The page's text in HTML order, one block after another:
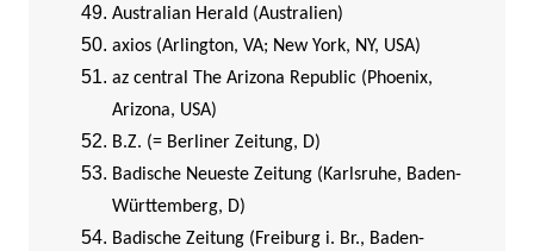
Australian Herald (Australien)
axios (Arlington, VA; New York, NY, USA)
az central The Arizona Republic (Phoenix,
Arizona, USA)
B.Z. (= Berliner Zeitung, D)
Badische Neueste Zeitung (Karlsruhe, Baden-
Württemberg, D)
Badische Zeitung (Freiburg i. Br., Baden-